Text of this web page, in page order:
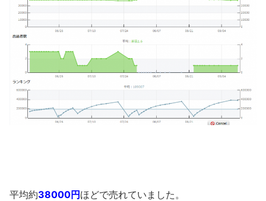
平均約38000円ほどで売れていました。